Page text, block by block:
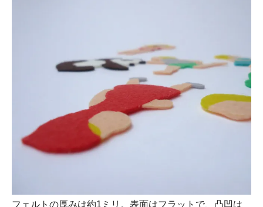
フェルトの厚みは約1ミリ。表面はフラットで、凸凹は